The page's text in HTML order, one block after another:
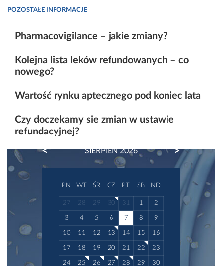
POZOSTAŁE INFORMACJE
Pharmacovigilance – jakie zmiany?
Kolejna lista leków refundowanych – co
nowego?
Wartość rynku aptecznego pod koniec lata
Czy doczekamy sie zmian w ustawie
refundacyjnej?
SIERPIEŃ 2026
PREVIOUS NEXT
PN WT ŚR CZ PT SB ND
27 28 29 30 31 1 2
3 4 5 6 7 8 9
10 11 12 13 14 15 16
17 18 19 20 21 22 23
24 25 26 27 28 29 30